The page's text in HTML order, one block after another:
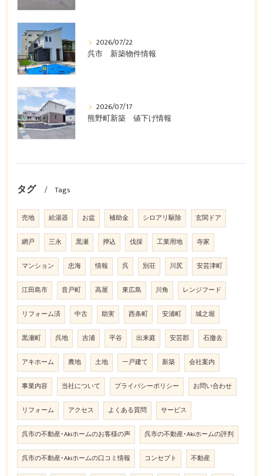
2026/07/22
呉市 新築物件情報
2026/07/17
熊野町新築 値下げ情報
タグ Tags
売地 給湯器 お盆 補助金 シロアリ駆除 玄関ドア
網戸 三永 黒瀬 押込 伐採 工業用地 寺家
マンション 忠海 情報 呉 別荘 川尻 安芸津町
江田島市 音戸町 高屋 東広島 川角 レンジフード
リフォーム済 中古 助実 西条町 安浦町 城之堀
黒瀬町 呉地 吉浦 平谷 出来庭 安芸郡 石撤去
アキホーム 農地 土地 一戸建て 新築 会社案内
事業内容 当社について プライバシーポリシー お問い合わせ
リフォーム アクセス よくある質問 サービス
呉市の不動産･Akiホームのお客様の声 呉市の不動産･Akiホームの評判
呉市の不動産･Akiホームの口コミ情報 コンセプト 不動産